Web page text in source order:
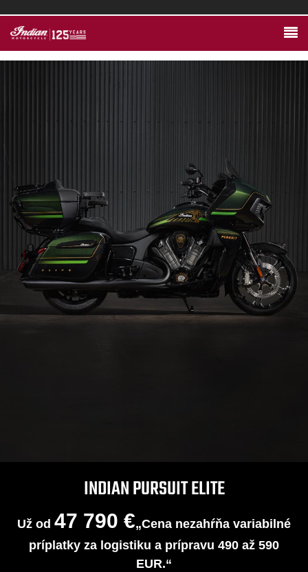
INDIAN PURSUIT ELITE
Už od 47 790 €„Cena nezahŕňa variabilné
príplatky za logistiku a prípravu 490 až 590
EUR.“